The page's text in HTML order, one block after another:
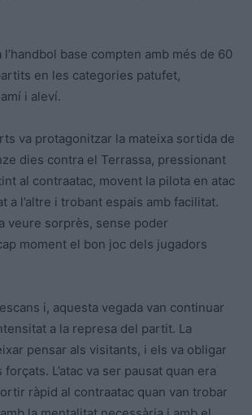
base compten amb més de 60
en les categories patufet,
i aleví.
va protagonitzar la mateixa sortida de
dies contra el Terrassa, pressionant
al contraatac, movent la pilota en atac
a l’altre i trobant espais amb facilitat.
veure sorprès, sense poder
moment el bon joc dels jugadors
i, aquesta vegada van continuar
a la represa del partit. La
pensar als visitants, i els va obligar
L’atac va ser pausat quan era
ràpid al contraatac quan van trobar